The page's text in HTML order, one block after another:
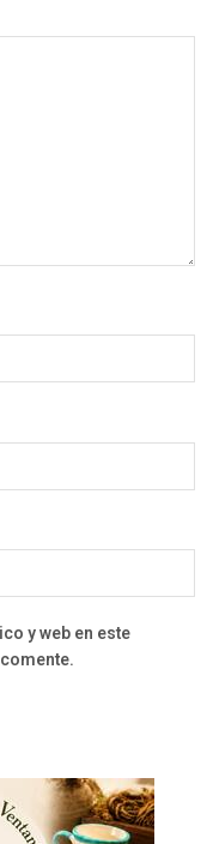
y web en este